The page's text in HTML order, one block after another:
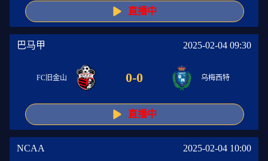
直播中
巴马甲 2025-02-04 09:30
FC旧金山 0-0 乌梅西特
直播中
NCAA 2025-02-04 10:00